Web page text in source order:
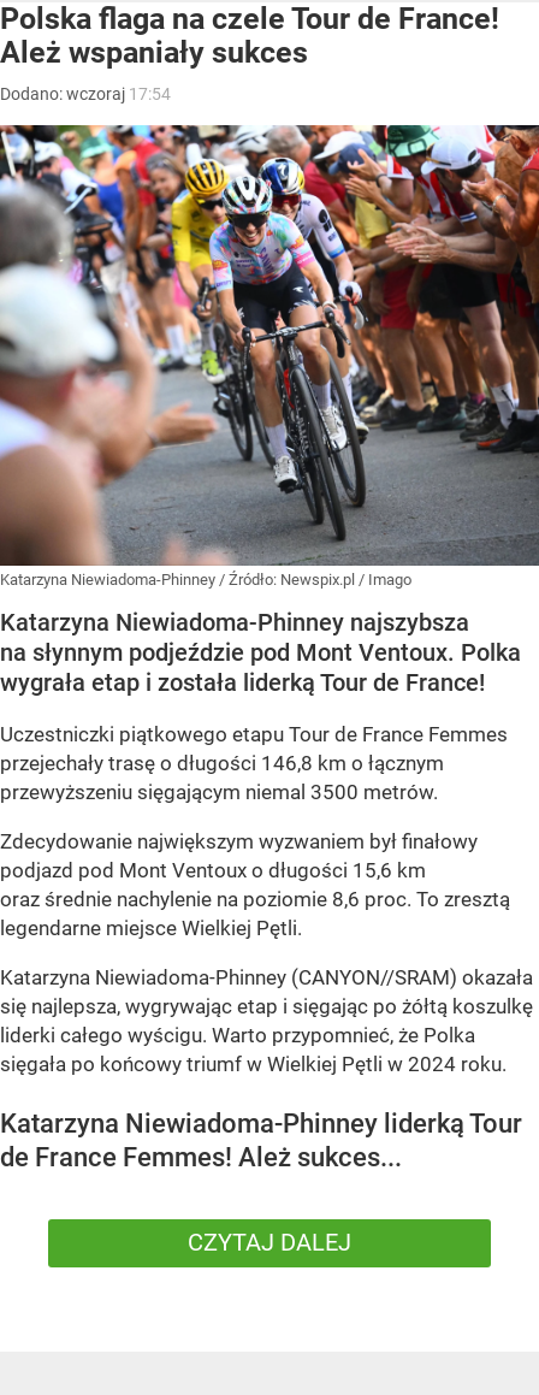
Polska flaga na czele Tour de France!
Ależ wspaniały sukces
Dodano:wczoraj 17:54
Katarzyna Niewiadoma-Phinney / Źródło: Newspix.pl / Imago
Katarzyna Niewiadoma-Phinney najszybsza
na słynnym podjeździe pod Mont Ventoux. Polka
wygrała etap i została liderką Tour de France!
Uczestniczki piątkowego etapu Tour de France Femmes
przejechały trasę o długości 146,8 km o łącznym
przewyższeniu sięgającym niemal 3500 metrów.
Zdecydowanie największym wyzwaniem był finałowy
podjazd pod Mont Ventoux o długości 15,6 km
oraz średnie nachylenie na poziomie 8,6 proc. To zresztą
legendarne miejsce Wielkiej Pętli.
Katarzyna Niewiadoma-Phinney (CANYON//SRAM) okazała
się najlepsza, wygrywając etap i sięgając po żółtą koszulkę
liderki całego wyścigu. Warto przypomnieć, że Polka
sięgała po końcowy triumf w Wielkiej Pętli w 2024 roku.
Katarzyna Niewiadoma-Phinney liderką Tour
de France Femmes! Ależ sukces...
CZYTAJ DALEJ